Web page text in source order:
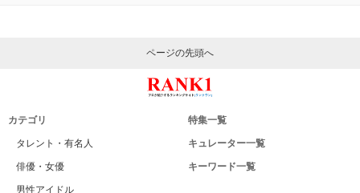
ページの先頭へ
カテゴリ
タレント・有名人
俳優・女優
男性アイドル
特集一覧
キュレーター一覧
キーワード一覧